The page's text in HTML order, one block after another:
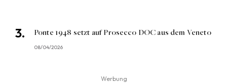
Ponte 1948 setzt auf Prosecco DOC aus dem Veneto
08/04/2026
Werbung